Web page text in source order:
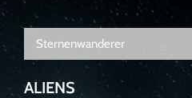
Sternenwanderer
ALIENS